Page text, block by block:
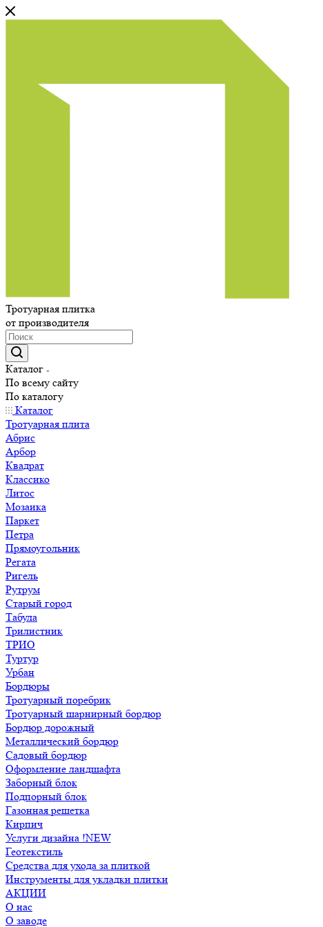
Тротуарная плитка
от производителя
Каталог
По всему сайту
По каталогу
Каталог
Тротуарная плита
Абрис
Арбор
Квадрат
Классико
Литос
Мозаика
Паркет
Петра
Прямоугольник
Регата
Ригель
Рутрум
Старый город
Табула
Трилистник
ТРИО
Туртур
Урбан
Бордюры
Тротуарный поребрик
Тротуарный шарнирный бордюр
Бордюр дорожный
Металлический бордюр
Садовый бордюр
Оформление ландшафта
Заборный блок
Подпорный блок
Газонная решетка
Кирпич
Услуги дизайна !NEW
Геотекстиль
Средства для ухода за плиткой
Инструменты для укладки плитки
АКЦИИ
О нас
О заводе